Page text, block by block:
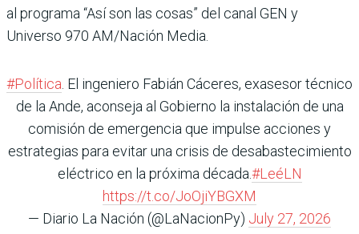
al programa “Así son las cosas” del canal GEN y
Universo 970 AM/Nación Media.
#Política . El ingeniero Fabián Cáceres, exasesor técnico
de la Ande, aconseja al Gobierno la instalación de una
comisión de emergencia que impulse acciones y
estrategias para evitar una crisis de desabastecimiento
eléctrico en la próxima década.#LeéLN
https://t.co/JoOjiYBGXM
— Diario La Nación (@LaNacionPy) July 27, 2026